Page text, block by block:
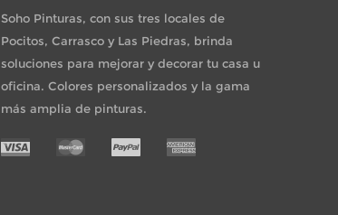
Soho Pinturas, con sus tres locales de
Pocitos, Carrasco y Las Piedras, brinda
soluciones para mejorar y decorar tu casa u
oficina. Colores personalizados y la gama
más amplia de pinturas.